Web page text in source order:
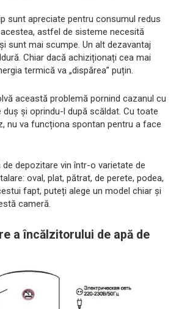
sunt apreciate pentru consumul redus
astfel de sisteme necesită
sunt mai scumpe. Un alt dezavantaj
Chiar dacă achiziționați cea mai
termică va „dispărea” puțin.
această problemă pornind cazanul cu
și oprindu-l după scăldat. Cu toate
nu va funcționa spontan pentru a face
depozitare vin într-o varietate de
oval, plat, pătrat, de perete, podea,
fapt, puteți alege un model chiar și
cameră.
a încălzitorului de apă de